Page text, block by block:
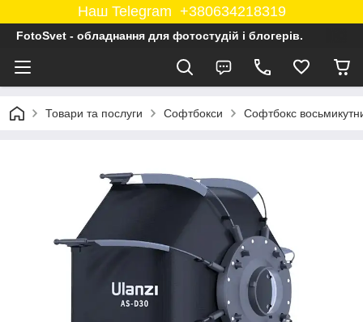
Наш Telegram +380634218319
FotoSvet - обладнання для фотостудій і блогерів.
Товари та послуги Софтбокси Софтбокс